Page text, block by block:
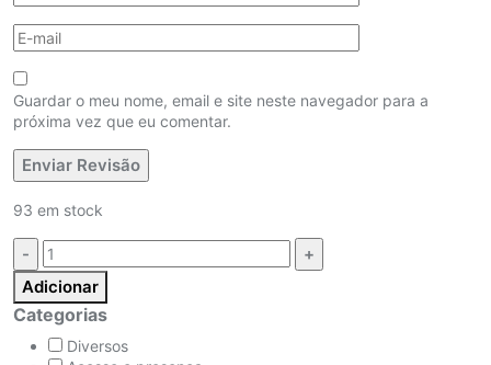
Guardar o meu nome, email e site neste navegador para a
próxima vez que eu comentar.
93 em stock
Quantidade:
Adicionar
Categorias
Diversos